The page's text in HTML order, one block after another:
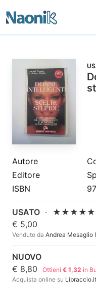
Autore
Editore
ISBN
USATO ·
★★★★★
€ 5,00
Venduto da Andrea Mesaglio
NUOVO
€ 8,80
Ottieni€ 1,32 in
Acquista online su Libraccio.it